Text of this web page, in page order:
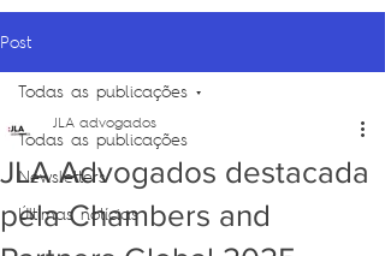
Post
Todas as publicações
Newsletters
Últimas notícias
Todas as publicações
JLA Advogados destacada
pela Chambers and
JLA advogados